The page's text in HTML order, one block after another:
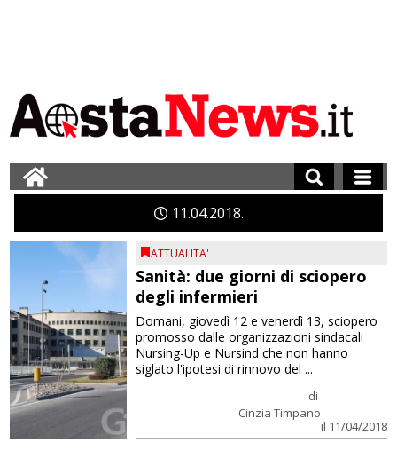
11 04 2018
ATTUALITA'
Sanità: due giorni di sciopero
degli infermieri
di
Cinzia Timpano
il 11/04/2018
Domani, giovedì 12 e venerdì 13, sciopero
promosso dalle organizzazioni sindacali
Nursing-Up e Nursind che non hanno
siglato l'ipotesi di rinnovo del ...